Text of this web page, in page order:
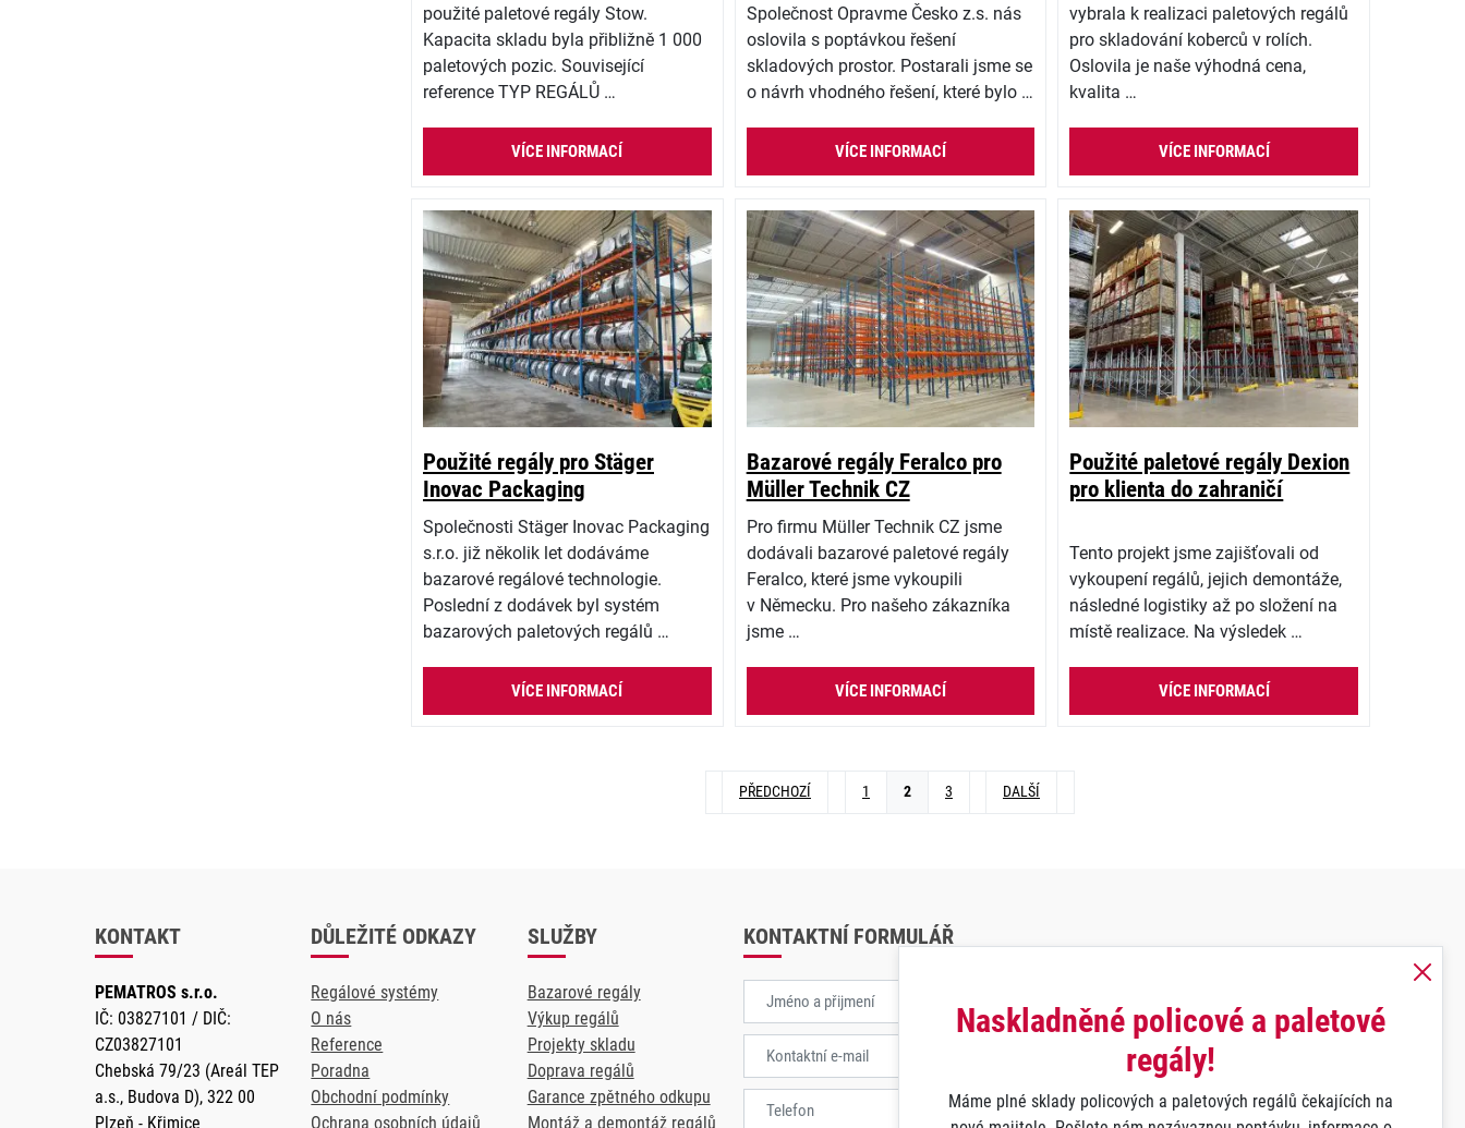
použité paletové regály Stow.
Kapacita skladu byla přibližně 1 000
paletových pozic. Související
reference TYP REGÁLŮ …
VÍCE INFORMACÍ
Společnost Opravme Česko z.s. nás
oslovila s poptávkou řešení
skladových prostor. Postarali jsme se
o návrh vhodného řešení, které bylo …
VÍCE INFORMACÍ
vybrala k realizaci paletových regálů
pro skladování koberců v rolích.
Oslovila je naše výhodná cena,
kvalita …
VÍCE INFORMACÍ
Použité regály pro Stäger
Inovac Packaging
Společnosti Stäger Inovac Packaging
s.r.o. již několik let dodáváme
bazarové regálové technologie.
Poslední z dodávek byl systém
bazarových paletových regálů …
VÍCE INFORMACÍ
Bazarové regály Feralco pro
Müller Technik CZ
Pro firmu Müller Technik CZ jsme
dodávali bazarové paletové regály
Feralco, které jsme vykoupili
v Německu. Pro našeho zákazníka
jsme …
VÍCE INFORMACÍ
Použité paletové regály Dexion
pro klienta do zahraničí
Tento projekt jsme zajišťovali od
vykoupení regálů, jejich demontáže,
následné logistiky až po složení na
místě realizace. Na výsledek …
VÍCE INFORMACÍ
PŘEDCHOZÍ 1 2 3 DALŠÍ
KONTAKT
PEMATROS s.r.o.
IČ: 03827101 / DIČ:
CZ03827101
Chebská 79/23 (Areál TEP
a.s., Budova D), 322 00
Plzeň - Křimice
DŮLEŽITÉ ODKAZY
Regálové systémy
O nás
Reference
Poradna
Obchodní podmínky
Ochrana osobních údajů
SLUŽBY
Bazarové regály
Výkup regálů
Projekty skladu
Doprava regálů
Garance zpětného odkupu
Montáž a demontáž regálů
KONTAKTNÍ FORMULÁŘ
Naskladněné policové a paletové
regály!
Máme plné sklady policových a paletových regálů čekajících na